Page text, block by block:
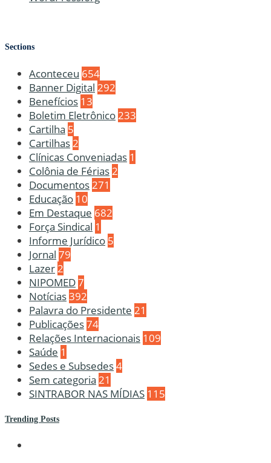
Sections
Aconteceu 654
Banner Digital 292
Benefícios 13
Boletim Eletrônico 233
Cartilha 5
Cartilhas 2
Clínicas Conveniadas 1
Colônia de Férias 2
Documentos 271
Educação 10
Em Destaque 682
Força Sindical 1
Informe Jurídico 5
Jornal 79
Lazer 2
NIPOMED7
Notícias392
Palavra do Presidente 21
Publicações74
Relações Internacionais 109
Saúde 1
Sedes e Subsedes4
Sem categoria 21
SINTRABOR NAS MÍDIAS 115
Trending Posts